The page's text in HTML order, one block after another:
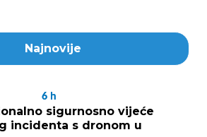
Najnovije
6 h
sigurnosno vijeće
incidenta s dronom u